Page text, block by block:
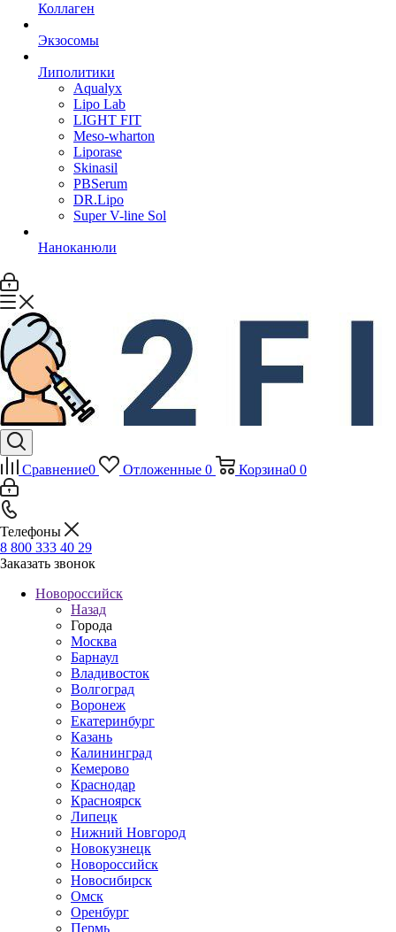
Коллаген
Экзосомы
Липолитики
Aqualyx
Lipo Lab
LIGHT FIT
Meso-wharton
Liporase
Skinasil
PBSerum
DR.Lipo
Super V-line Sol
Наноканюли
Сравнение0 Отложенные 0 Корзина0 0
Телефоны
8 800 333 40 29
Заказать звонок
Новороссийск
Назад
Города
Москва
Барнаул
Владивосток
Волгоград
Воронеж
Екатеринбург
Казань
Калининград
Кемерово
Краснодар
Красноярск
Липецк
Нижний Новгород
Новокузнецк
Новороссийск
Новосибирск
Омск
Оренбург
Пермь